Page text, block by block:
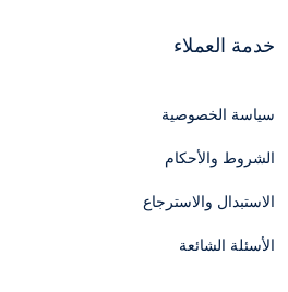
خدمة العملاء
سياسة الخصوصية
الشروط والأحكام
الاستبدال والاسترجاع
الأسئلة الشائعة